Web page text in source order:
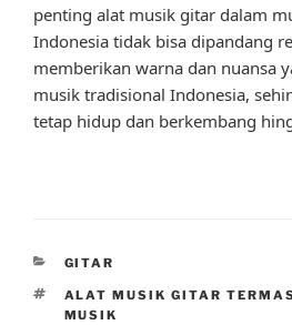
penting alat musik gitar dalam
Indonesia tidak bisa dipandang
memberikan warna dan nuansa
musik tradisional Indonesia,
tetap hidup dan berkembang
CATEGORIES
GITAR
TAGS
ALAT MUSIK GITAR
MUSIK